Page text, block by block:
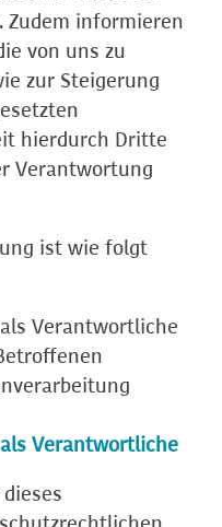
Zudem informieren
von uns zu
zur Steigerung
hierdurch Dritte
Verantwortung
ist wie folgt
Verantwortliche
Verantwortliche